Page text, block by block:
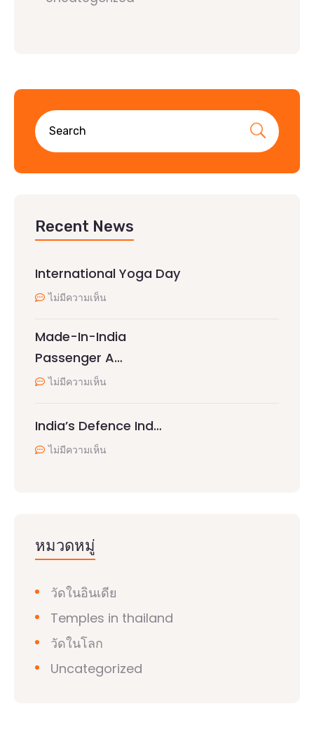
Recent News
International Yoga Day
ไม่มีความเห็น
Made-In-India
Passenger A…
ไม่มีความเห็น
India’s Defence Ind…
ไม่มีความเห็น
หมวดหมู่
วัดในอินเดีย
Temples in thailand
วัดในโลก
Uncategorized